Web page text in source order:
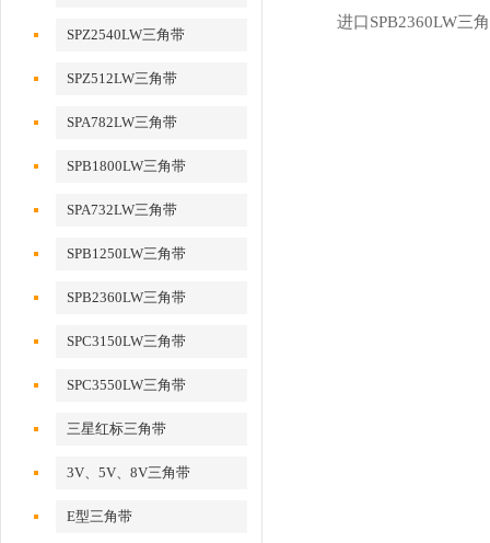
SPZ2540LW三角带
SPZ512LW三角带
SPA782LW三角带
SPB1800LW三角带
SPA732LW三角带
SPB1250LW三角带
SPB2360LW三角带
SPC3150LW三角带
SPC3550LW三角带
三星红标三角带
3V、5V、8V三角带
E型三角带
进口SPB2360LW三